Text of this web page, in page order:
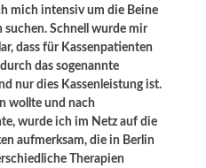
mich intensiv um die Beine
suchen. Schnell wurde mir
dass für Kassenpatienten
das sogenannte
nur dies Kassenleistung ist.
wollte und nach
wurde ich im Netz auf die
aufmerksam, die in Berlin
Therapien